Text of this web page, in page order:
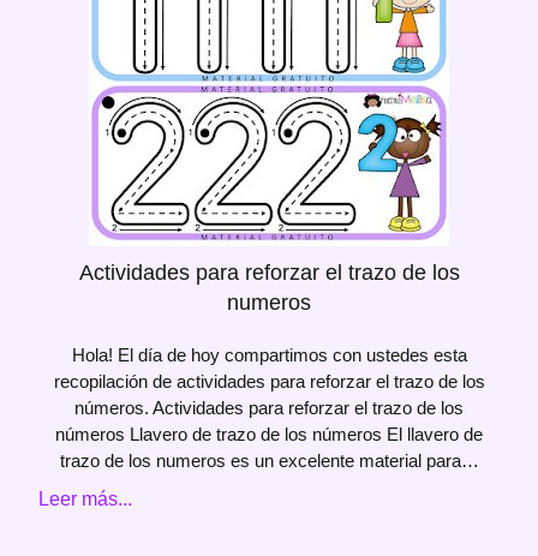
Actividades para reforzar el trazo de los
numeros
Hola! El día de hoy compartimos con ustedes esta
recopilación de actividades para reforzar el trazo de los
números. Actividades para reforzar el trazo de los
números Llavero de trazo de los números El llavero de
trazo de los numeros es un excelente material para…
Leer más...